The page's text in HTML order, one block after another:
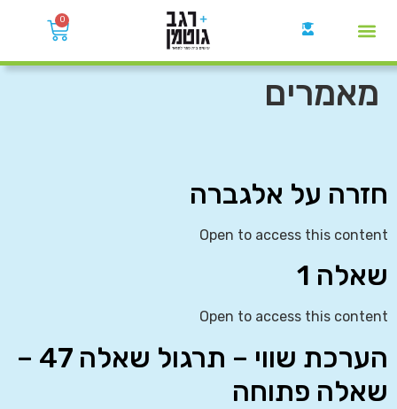
0
מאמרים
חזרה על אלגברה
Open to access this content
שאלה 1
Open to access this content
הערכת שווי – תרגול שאלה 47 –
שאלה פתוחה